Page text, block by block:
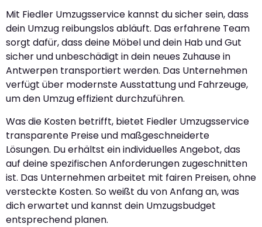
Mit Fiedler Umzugsservice kannst du sicher sein, dass
dein Umzug reibungslos abläuft. Das erfahrene Team
sorgt dafür, dass deine Möbel und dein Hab und Gut
sicher und unbeschädigt in dein neues Zuhause in
Antwerpen transportiert werden. Das Unternehmen
verfügt über modernste Ausstattung und Fahrzeuge,
um den Umzug effizient durchzuführen.
Was die Kosten betrifft, bietet Fiedler Umzugsservice
transparente Preise und maßgeschneiderte
Lösungen. Du erhältst ein individuelles Angebot, das
auf deine spezifischen Anforderungen zugeschnitten
ist. Das Unternehmen arbeitet mit fairen Preisen, ohne
versteckte Kosten. So weißt du von Anfang an, was
dich erwartet und kannst dein Umzugsbudget
entsprechend planen.